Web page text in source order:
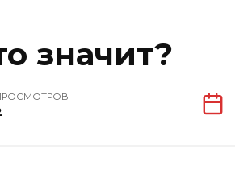
значит?